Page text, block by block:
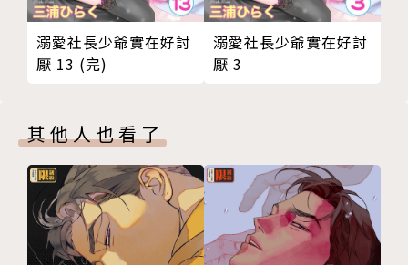
溺愛社長少爺實在好討
厭 13 (完)
溺愛社長少爺實在好討
厭 3
其他人也看了